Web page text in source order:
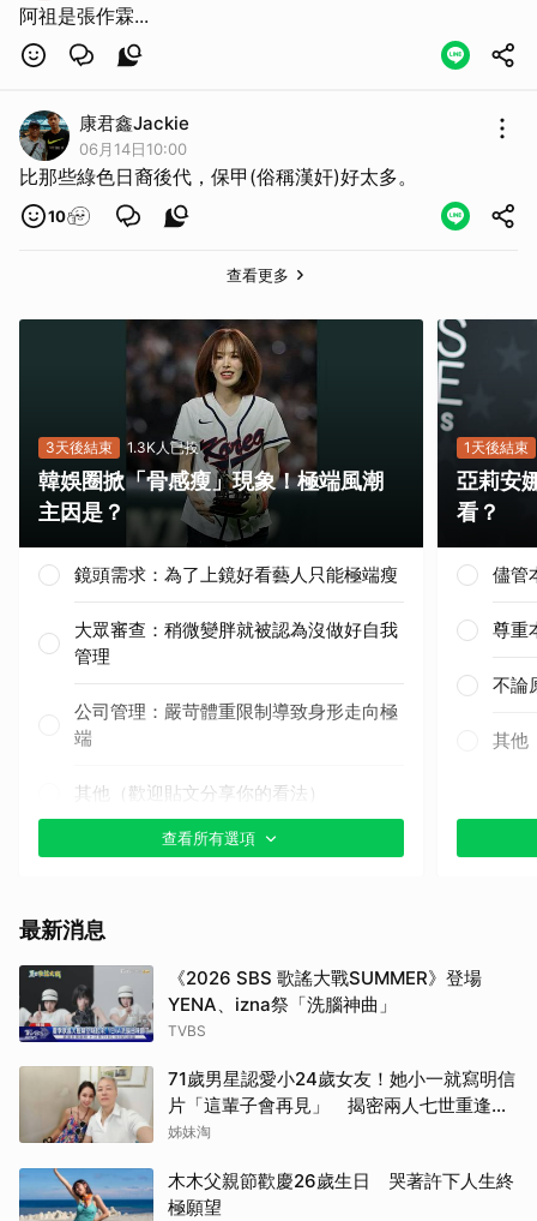
阿祖是張作霖...
康君鑫Jackie
06月14日10:00
比那些綠色日裔後代，保甲(俗稱漢奸)好太多。
10
查看更多
3天後結束 1.3K人已投
韓娛圈掀「骨感瘦」現象！極端風潮
主因是？
鏡頭需求：為了上鏡好看藝人只能極端瘦
大眾審查：稍微變胖就被認為沒做好自我
管理
公司管理：嚴苛體重限制導致身形走向極
端
其他（歡迎貼文分享你的看法）
查看所有選項
1天後結束
亞莉安
看？
儘管
尊重
不論
其他
最新消息
《2026 SBS 歌謠大戰SUMMER》登場
YENA、izna祭「洗腦神曲」
TVBS
71歲男星認愛小24歲女友！她小一就寫明信
片「這輩子會再見」 揭密兩人七世重逢奇
緣
姊妹淘
木木父親節歡慶26歲生日 哭著許下人生終
極願望